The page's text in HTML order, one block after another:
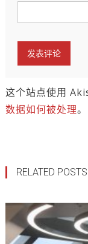
这个站点使用
数据如何被处理。
RELATED POSTS